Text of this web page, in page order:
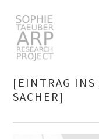
nach:
[EINTRAG INS
SACHER]